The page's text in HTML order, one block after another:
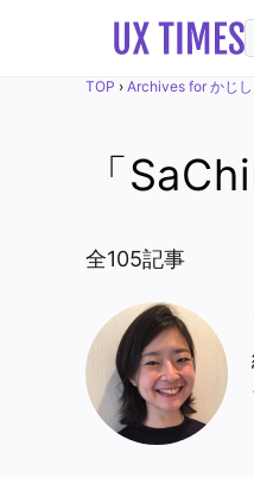
TOP › Archives for かじし
「
全105記事